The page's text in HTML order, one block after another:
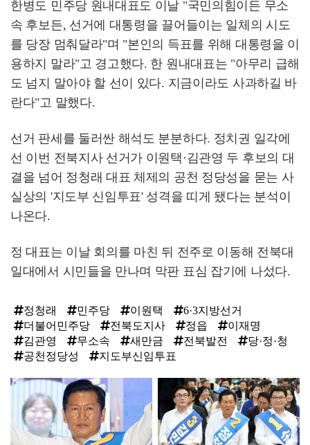
한병도 민주당 원내대표도 이날 "국민의힘이든 무소
속 후보든, 선거에 대통령을 끌어들이는 일체의 시도
를 당장 멈춰달라"며 "본인의 득표를 위해 대통령을 이
용하지 말라"고 경고했다. 한 원내대표는 "아무리 급해
도 넘지 말아야 할 선이 있다. 지금이라도 사과하길 바
란다"고 말했다.
선거 판세를 둘러싼 해석도 분분하다. 정치권 일각에
선 이번 전북지사 선거가 이원택·김관영 두 후보의 대
결을 넘어 정청래 대표 체제의 공천 정당성을 묻는 사
실상의 '지도부 신임투표' 성격을 띠게 됐다는 분석이
나온다.
정 대표는 이날 회의를 마친 뒤 전주로 이동해 전북대
일대에서 시민들을 만나며 막판 표심 잡기에 나섰다.
정청래 민주당 이원택
6·3지방선거
더불어민주당
전북도지사 정읍
이재명
김관영
무소속 새만금 전북발전
당·정·청
공천정당성
지도부신임투표
탑
인